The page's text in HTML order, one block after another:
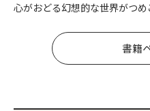
心がおどる幻想的な世界がつめ
書籍